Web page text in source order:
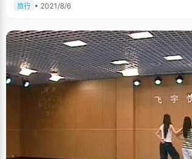
旅行 • 2021/8/6